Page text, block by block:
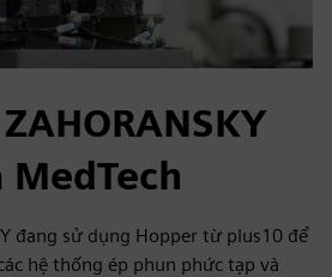
đang sử dụng Hopper từ plus10 để
hệ thống ép phun phức tạp và